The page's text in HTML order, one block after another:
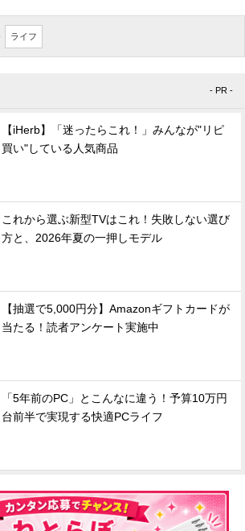
ライフ
- PR -
【iHerb】「迷ったらこれ！」みんなが"リピ
買い"している人気商品
これから選ぶ新型TVはこれ！失敗しない選び
方と、2026年夏の一押しモデル
【抽選で5,000円分】Amazonギフトカードが
当たる！読者アンケート実施中
「5年前のPC」とこんなに違う！予算10万円
台前半で実現する快適PCライフ